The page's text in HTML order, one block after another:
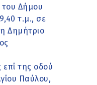
του Δήμου
τ.μ., σε
Δημήτριο
της οδού
Παύλου,